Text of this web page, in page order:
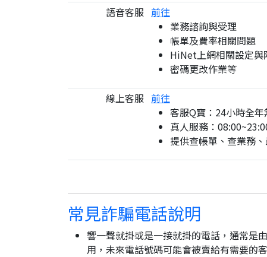
語音客服 前往
業務諮詢與受理
帳單及費率相關問題
HiNet上網相關設定與
密碼更改作業等
線上客服 前往
客服Q寶：24小時全年
真人服務：
提供查帳單、查業務
常見詐騙電話說明
響一聲就掛或是一接就掛的電話，通常是
用，未來電話號碼可能會被賣給有需要的